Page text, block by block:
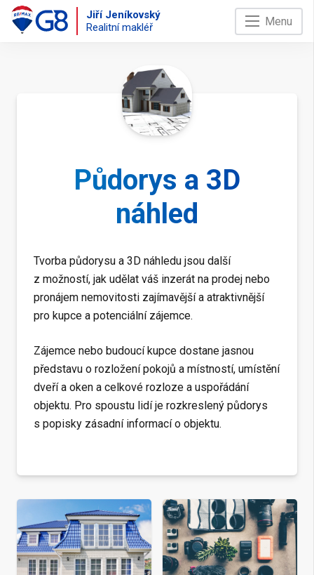
Jiří Jeníkovský
Realitní makléř
Menu
Půdorys a 3D
náhled
Tvorba půdorysu a 3D náhledu jsou další
z možností, jak udělat váš inzerát na prodej nebo
pronájem nemovitosti zajímavější a atraktivnější
pro kupce a potenciální zájemce.
Zájemce nebo budoucí kupce dostane jasnou
představu o rozložení pokojů a místností, umístění
dveří a oken a celkové rozloze a uspořádání
objektu. Pro spoustu lidí je rozkreslený půdorys
s popisky zásadní informací o objektu.